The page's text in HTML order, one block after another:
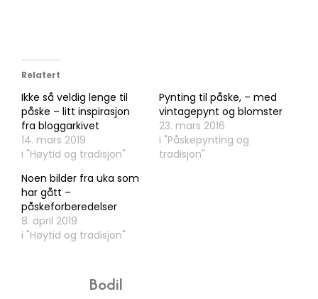
Relatert
Ikke så veldig lenge til
påske – litt inspirasjon
fra bloggarkivet
14. mars 2019
i "Høytid og tradisjon"
Pynting til påske, – med
vintagepynt og blomster
23. mars 2016
i "Påskepynting og
tradisjon"
Noen bilder fra uka som
har gått –
påskeforberedelser
8. april 2019
i "Høytid og tradisjon"
Bodil